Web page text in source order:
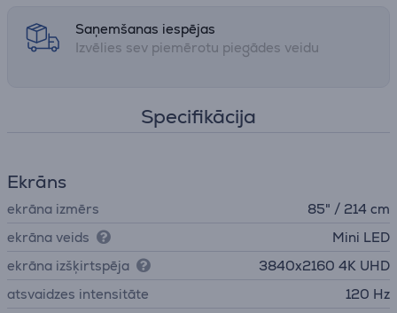
nodrošinātu vienmērīgu un atsaucīgu spēlēšanu
• Piedāvā ieskaujošu skaņu, precīzi novietojot skaņu kopā
Saņemšanas iespējas
Izvēlies sev piemērotu piegādes veidu
Specifikācija
Ekrāns
ekrāna izmērs
85" / 214 cm
ekrāna veids
Mini LED
ekrāna izšķirtspēja
3840х2160 4K UHD
atsvaidzes intensitāte
120 Hz